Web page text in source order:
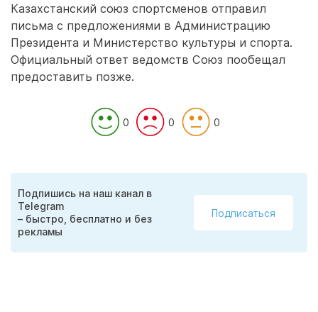
Казахстанский союз спортсменов отправил
письма с предложениями в Администрацию
Президента и Министерство культуры и спорта.
Официальный ответ ведомств Союз пообещал
предоставить позже.
0 0 0
Подпишись на наш канал в
Telegram
– быстро, бесплатно и без
рекламы
Подписаться